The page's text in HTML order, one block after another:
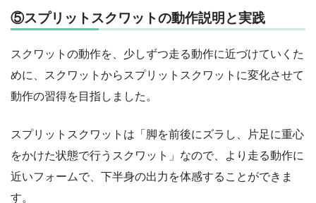
⑤スプリットスクワットの動作説明と実践
スクワットの動作を、少しずつ走る動作に近づけていくた
めに、スクワットからスプリットスクワットに変化させて
動作の習得を目指しました。
スプリットスクワットは「脚を前後にズラし、片足に重心
をかけた状態で行うスクワット」なので、より走る動作に
近いフォームで、下半身の出力を体感することができま
す。